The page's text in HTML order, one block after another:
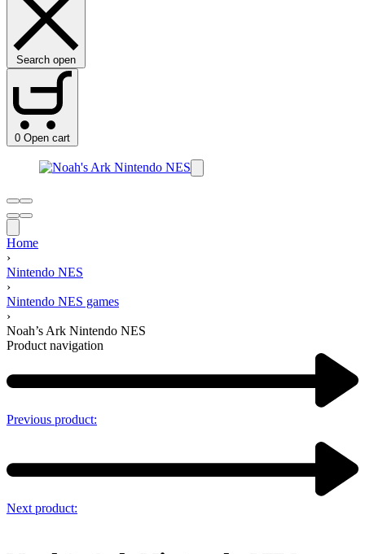
Search open
0 Open cart
Home
›
Nintendo NES
›
Nintendo NES games
›
Noah’s Ark Nintendo NES
Product navigation
Previous product:
Next product: